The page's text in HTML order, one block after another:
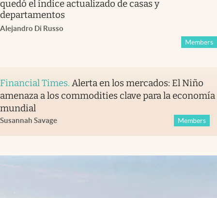
quedó el índice actualizado de casas y
departamentos
Alejandro Di Russo
Members
Financial Times. Alerta en los mercados: El Niño
amenaza a los commodities clave para la economía
mundial
Susannah Savage Members